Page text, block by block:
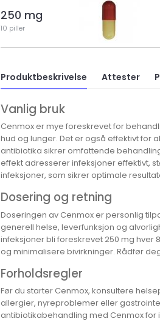
250 mg
10 piller
Produktbeskrivelse Attester
Vanlig bruk
Cenmox er mye foreskrevet for
hud og lunger. Det er også effektivt for
antibiotika sikrer omfattende
effekt adresserer infeksjoner effektivt,
infeksjoner, som sikrer optimale
Dosering og retning
Doseringen av Cenmox er personlig
generell helse, leverfunksjon og
infeksjoner bli foreskrevet 250 mg hver
og minimalisere bivirkninger. Rådfør
Forholdsregler
Før du starter Cenmox, konsultere
allergier, nyreproblemer eller
antibiotikabehandling med Cenmox